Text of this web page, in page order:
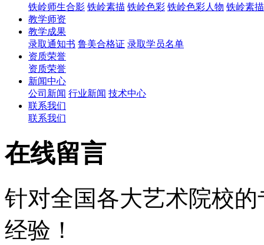
铁岭师生合影 铁岭素描 铁岭色彩 铁岭色彩人物 铁岭素
教学师资
教学成果
录取通知书 鲁美合格证 录取学员名单
资质荣誉
资质荣誉
新闻中心
公司新闻 行业新闻 技术中心
联系我们
联系我们
在线留言
针对全国各大艺术院校
经验！